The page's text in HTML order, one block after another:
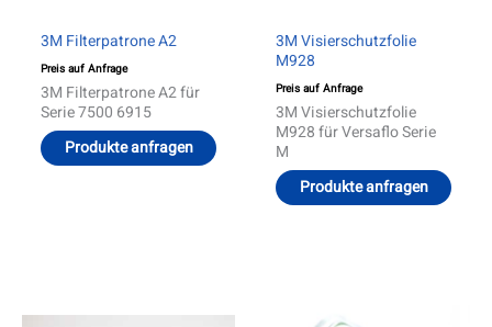
3M Filterpatrone A2
Preis auf Anfrage
3M Filterpatrone A2 für
Serie 7500 6915
Produkte anfragen
3M Visierschutzfolie
M928
Preis auf Anfrage
3M Visierschutzfolie
M928 für Versaflo Serie
M
Produkte anfragen